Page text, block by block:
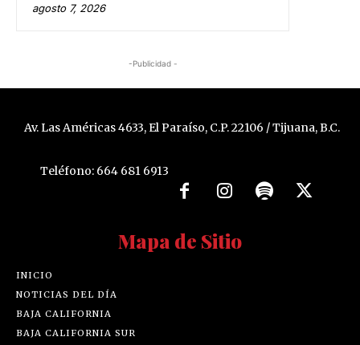
agosto 7, 2026
-Publicidad -
Av. Las Américas 4633, El Paraíso, C.P. 22106 / Tijuana, B.C.
Teléfono: 664 681 6913
Mapa de Sitio
INICIO
NOTICIAS DEL DÍA
BAJA CALIFORNIA
BAJA CALIFORNIA SUR